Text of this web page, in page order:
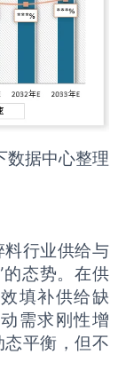
数据中心整理
行业供给与
态势。在供
填补供给缺
需求刚性增
平衡，但不